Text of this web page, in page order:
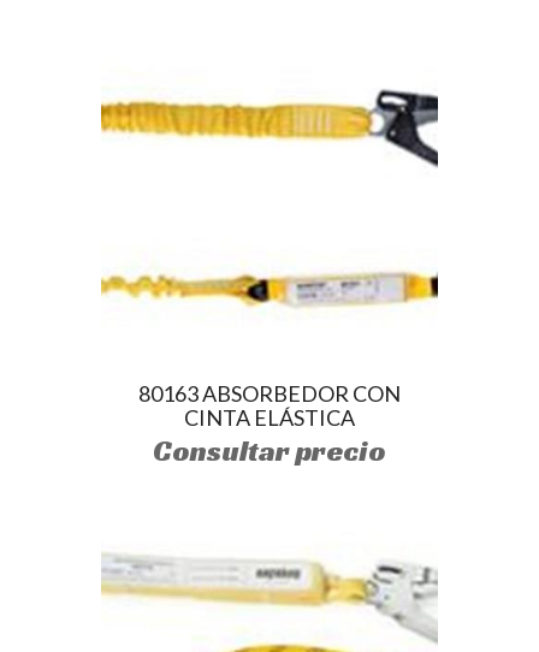
80163 ABSORBEDOR CON
CINTA ELÁSTICA
Consultar precio